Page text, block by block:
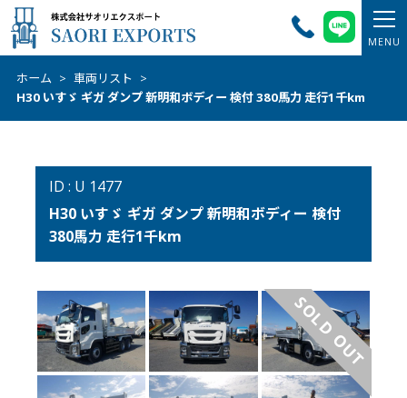
ホーム > 車両リスト >
H30 いすゞ ギガ ダンプ 新明和ボディー 検付 380馬力 走行1千km
ID : U 1477
H30 いすゞ ギガ ダンプ 新明和ボディー 検付
380馬力 走行1千km
SOLD OUT